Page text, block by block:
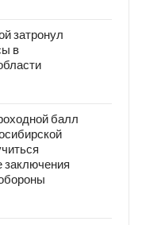
затронул
в
балл
заключения